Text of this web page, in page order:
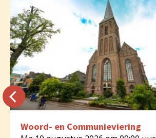
Woord- en Communieviering